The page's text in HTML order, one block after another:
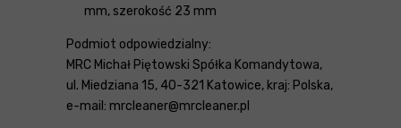
mm, szerokość 23 mm
Podmiot odpowiedzialny:
MRC Michał Piętowski Spółka Komandytowa,
ul. Miedziana 15, 40-321 Katowice, kraj: Polska,
e-mail: mrcleaner@mrcleaner.pl